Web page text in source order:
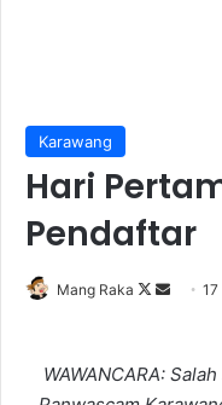
Karawang
Hari
Pendaftar
Mang Raka
Follow
Send
WAWANCARA: